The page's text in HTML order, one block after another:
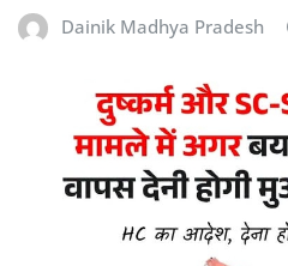
Dainik Madhya Pradesh